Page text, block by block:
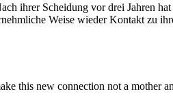
ihrer Scheidung vor drei Jahren
Weise wieder Kontakt zu
this new connection not a mother